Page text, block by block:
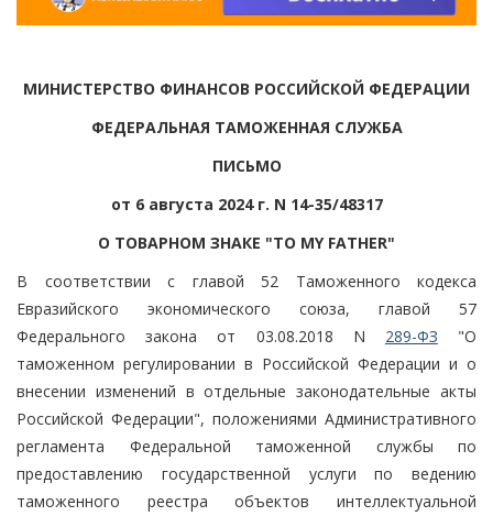
МИНИСТЕРСТВО ФИНАНСОВ РОССИЙСКОЙ ФЕДЕРАЦИИ
ФЕДЕРАЛЬНАЯ ТАМОЖЕННАЯ СЛУЖБА
ПИСЬМО
от 6 августа 2024 г. N 14-35/48317
О ТОВАРНОМ ЗНАКЕ "TO MY FATHER"
В соответствии с главой 52 Таможенного кодекса
Евразийского экономического союза, главой 57
Федерального закона от 03.08.2018 N 289-ФЗ "О
таможенном регулировании в Российской Федерации и о
внесении изменений в отдельные законодательные акты
Российской Федерации", положениями Административного
регламента Федеральной таможенной службы по
предоставлению государственной услуги по ведению
таможенного реестра объектов интеллектуальной